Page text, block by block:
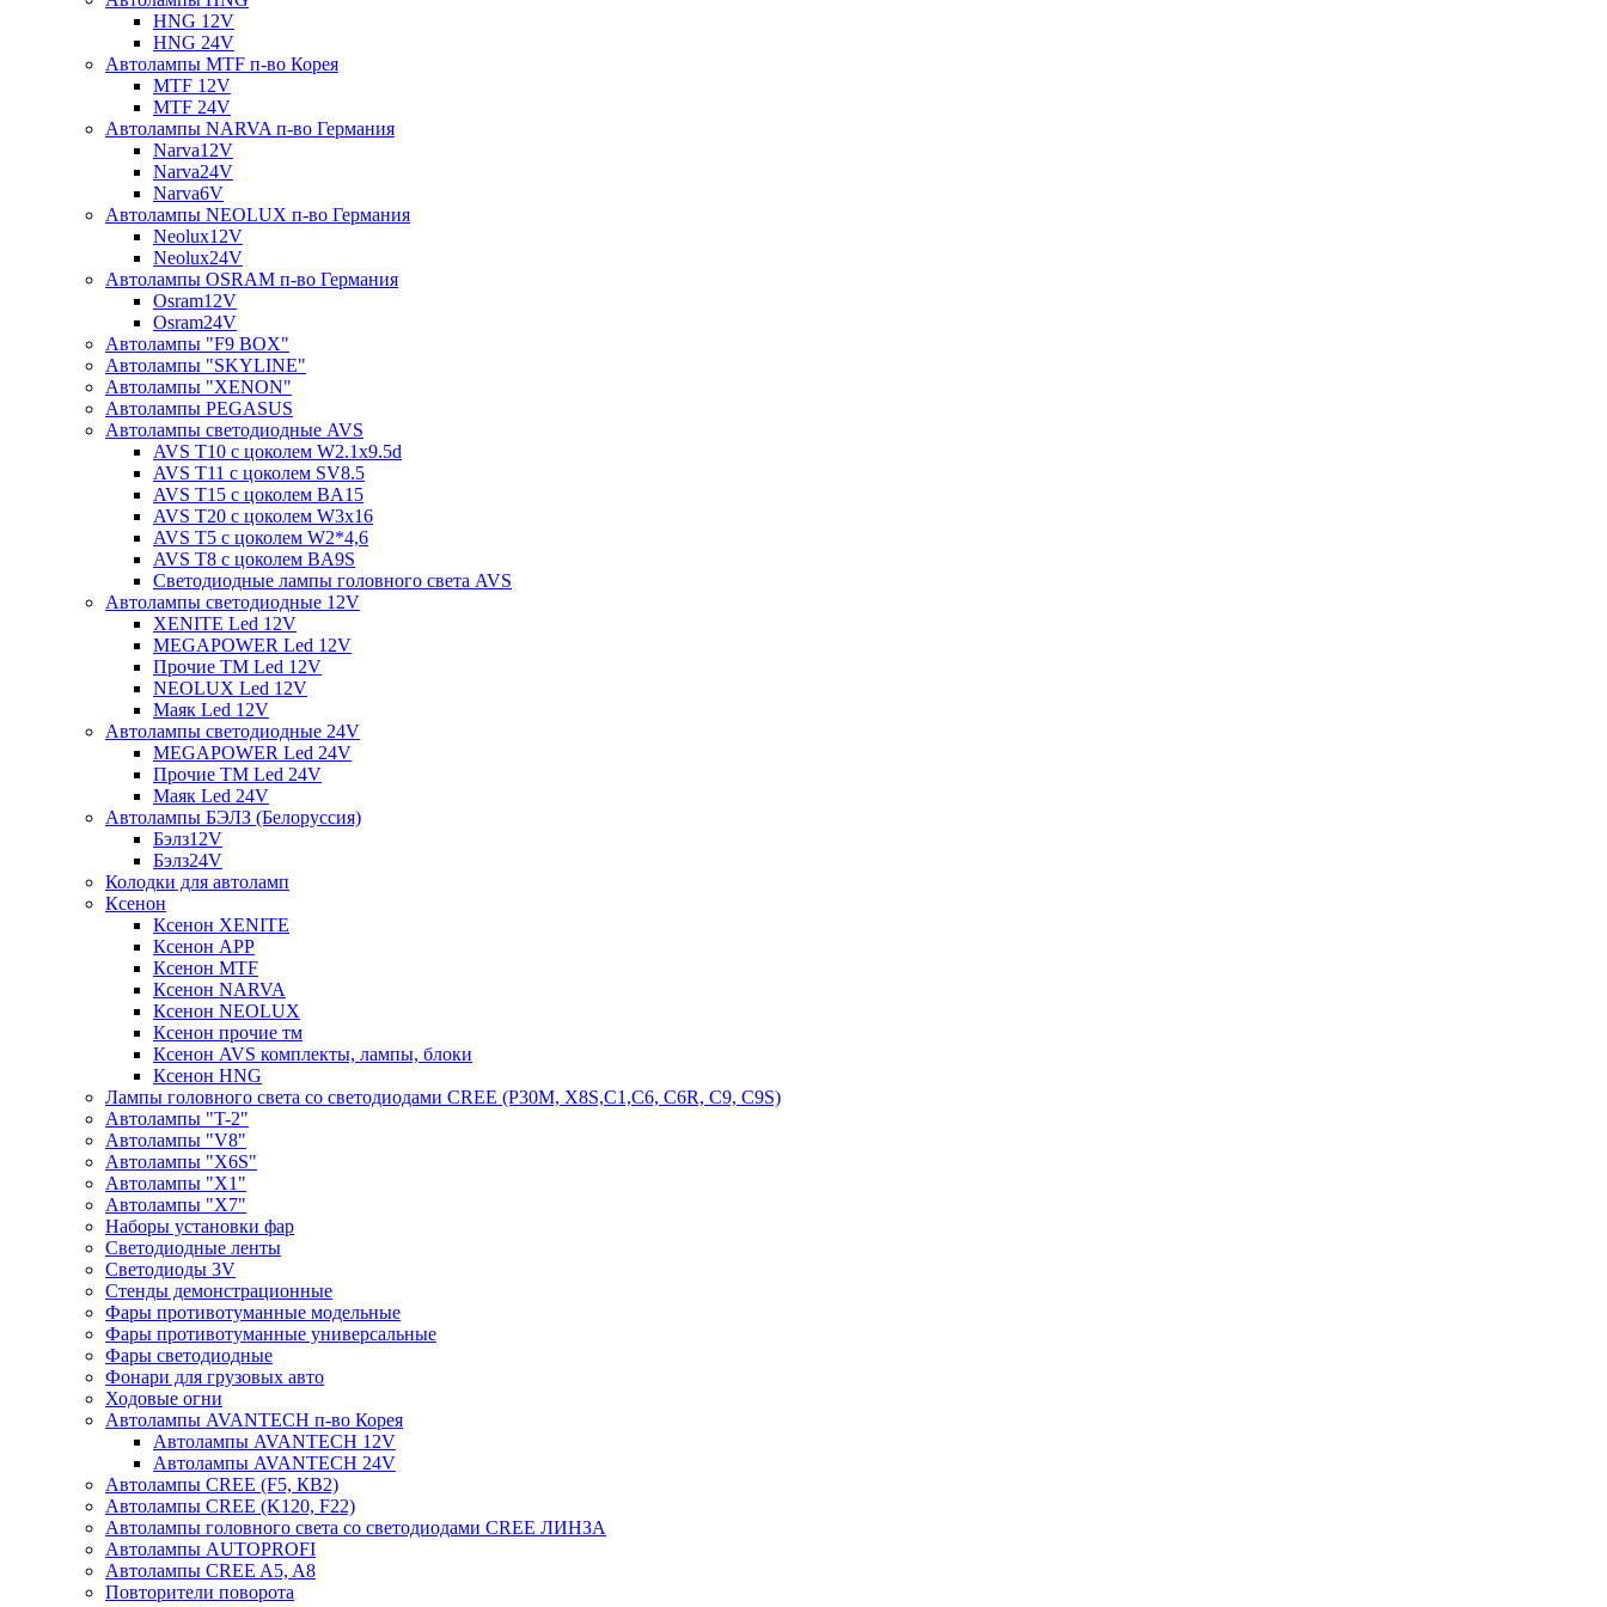
HNG 12V
HNG 24V
Автолампы MTF п-во Корея
MTF 12V
MTF 24V
Автолампы NARVA п-во Германия
Narva12V
Narva24V
Narva6V
Автолампы NEOLUX п-во Германия
Neolux12V
Neolux24V
Автолампы OSRAM п-во Германия
Osram12V
Osram24V
Автолампы "F9 BOX"
Автолампы "SKYLINE"
Автолампы "XENON"
Автолампы PEGASUS
Автолампы светодиодные AVS
AVS T10 с цоколем W2.1x9.5d
AVS T11 с цоколем SV8.5
AVS T15 с цоколем BA15
AVS T20 с цоколем W3x16
AVS T5 с цоколем W2*4,6
AVS T8 с цоколем BA9S
Светодиодные лампы головного света AVS
Автолампы светодиодные 12V
XENITE Led 12V
MEGAPOWER Led 12V
Прочие ТМ Led 12V
NEOLUX Led 12V
Маяк Led 12V
Автолампы светодиодные 24V
MEGAPOWER Led 24V
Прочие ТМ Led 24V
Маяк Led 24V
Автолампы БЭЛЗ (Белоруссия)
Бэлз12V
Бэлз24V
Колодки для автоламп
Ксенон
Ксенон XENITE
Ксенон APP
Ксенон MTF
Ксенон NARVA
Ксенон NEOLUX
Ксенон прочие тм
Ксенон AVS комплекты, лампы, блоки
Ксенон HNG
Лампы головного света со светодиодами CREE (P30M, X8S,С1,С6, С6R, С9, С9S)
Автолампы "T-2"
Автолампы "V8"
Автолампы "X6S"
Автолампы "Х1"
Автолампы "Х7"
Наборы установки фар
Светодиодные ленты
Светодиоды 3V
Стенды демонстрационные
Фары противотуманные модельные
Фары противотуманные универсальные
Фары светодиодные
Фонари для грузовых авто
Ходовые огни
Автолампы AVANTECH п-во Корея
Автолампы AVANTECH 12V
Автолампы AVANTECH 24V
Автолампы CREE (F5, КВ2)
Автолампы CREE (K120, F22)
Автолампы головного света со светодиодами CREE ЛИНЗА
Автолампы AUTOPROFI
Автолампы CREE A5, A8
Повторители поворота